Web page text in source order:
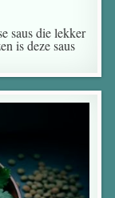
saus die lekker
is deze saus